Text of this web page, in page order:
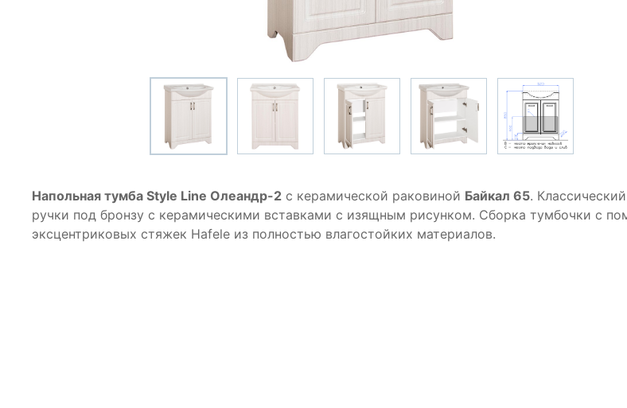
Напольная тумба Style Line Олеандр-2 с керамической раковиной Байкал 65.
ручки под бронзу с керамическими вставками с изящным рисунком. Сборка тумбочки с
эксцентриковых стяжек Hafele из полностью влагостойких материалов.